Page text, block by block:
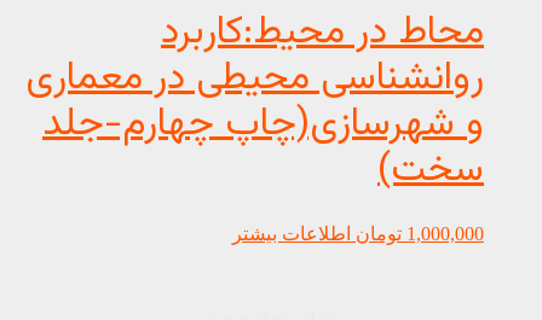
محاط در محیط:کاربرد
روانشناسی محیطی در معماری
و شهرسازی(چاپ چهارم-جلد
سخت)
1,000,000 تومان اطلاعات بیشتر